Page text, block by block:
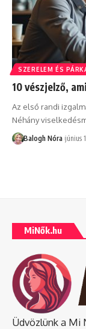
SZERELEM ÉS
10 vészjelző,
Az első randi
Néhány
Balogh Nóra június
MiNők.hu
Üdvözlünk a Mi